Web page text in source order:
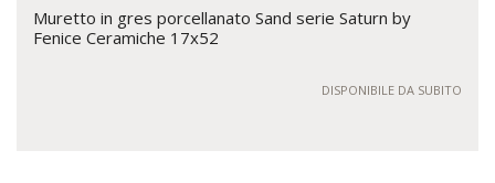
Muretto in gres porcellanato Sand serie Saturn by
Fenice Ceramiche 17x52
DISPONIBILE DA SUBITO